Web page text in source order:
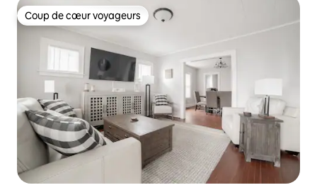
Coup de cœur voyageurs
Coup de cœur voyageurs